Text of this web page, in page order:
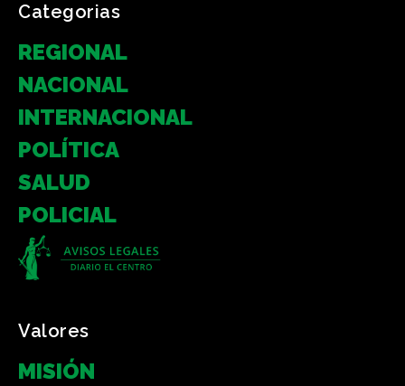
Categorias
REGIONAL
NACIONAL
INTERNACIONAL
POLÍTICA
SALUD
POLICIAL
Valores
MISIÓN